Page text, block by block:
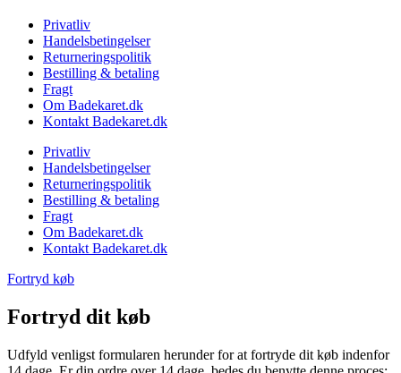
Privatliv
Handelsbetingelser
Returneringspolitik
Bestilling & betaling
Fragt
Om Badekaret.dk
Kontakt Badekaret.dk
Privatliv
Handelsbetingelser
Returneringspolitik
Bestilling & betaling
Fragt
Om Badekaret.dk
Kontakt Badekaret.dk
Fortryd køb
Fortryd dit køb
Udfyld venligst formularen herunder for at fortryde dit køb indenfor